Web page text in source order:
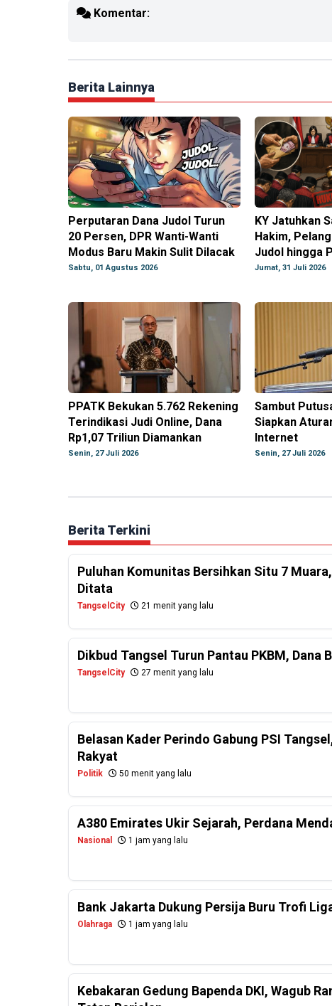
Komentar:
Berita Lainnya
Perputaran Dana Judol Turun
20 Persen, DPR Wanti-Wanti
Modus Baru Makin Sulit Dilacak
Sabtu, 01 Agustus 2026
KY Jatuhkan
Hakim,
Judol hingga
Jumat, 31 Juli 2026
PPATK Bekukan 5.762 Rekening
Terindikasi Judi Online, Dana
Rp1,07 Triliun Diamankan
Senin, 27 Juli 2026
Sambut
Siapkan
Internet
Senin, 27 Juli 2026
Berita Terkini
Puluhan Komunitas Bersihkan Situ 7
Ditata
TangselCity 21 menit yang lalu
Dikbud Tangsel Turun Pantau PKBM, Dana
TangselCity 27 menit yang lalu
Belasan Kader Perindo Gabung PSI
Rakyat
Politik 50 menit yang lalu
A380 Emirates Ukir Sejarah, Perdana
Nasional 1 jam yang lalu
Bank Jakarta Dukung Persija Buru Trofi
Olahraga 1 jam yang lalu
Kebakaran Gedung Bapenda DKI, Wagub